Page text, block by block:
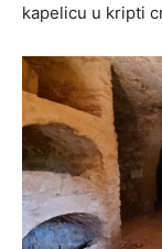
kapelicu u kripti